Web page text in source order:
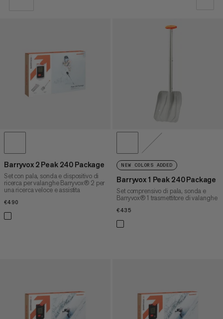
Barryvox 2 Peak 240 Package
Set con pala, sonda e dispositivo di
ricerca per valanghe Barryvox® 2 per
una ricerca veloce e assistita
€490
NEW COLORS ADDED
Barryvox 1 Peak 240 Package
Set comprensivo di pala, sonda e
Barryvox® 1 trasmettitore di valanghe
€435